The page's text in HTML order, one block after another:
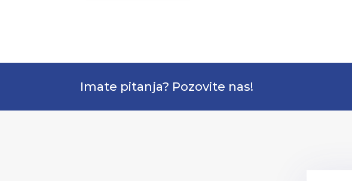
Imate pitanja? Pozovite nas!